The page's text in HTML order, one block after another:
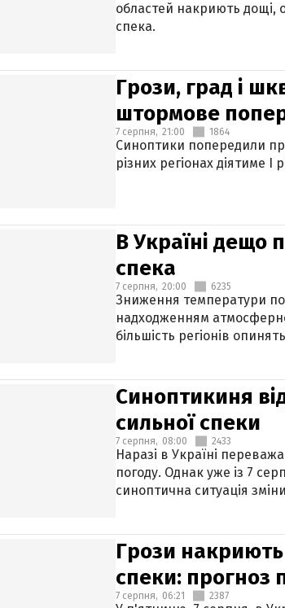
областей накриють дощі,
спека.
Грози, град і
штормове
7 серпня, 21:00 1864
Синоптики попередили
різних регіонах діятиме
В Україні дещо
спека
7 серпня, 20:00 6235
Зниження температури
надходженням
більшість регіонів
Синоптикиня
сильної спеки
7 серпня, 08:00 2433
Наразі в Україні
погоду. Однак уже із 7
синоптична ситуація
Грози накриють
спеки: прогноз
7 серпня, 06:21 2387